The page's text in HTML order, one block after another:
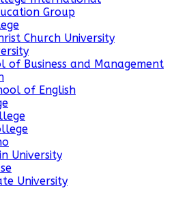
Group
Church University
of Business and Management
of English
University
University